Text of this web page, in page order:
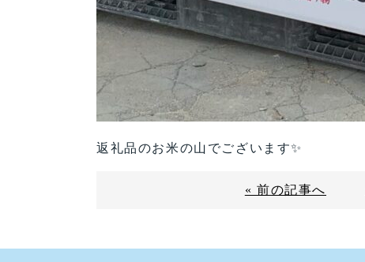
返礼品のお米の山でございます✨
« 前の記事へ